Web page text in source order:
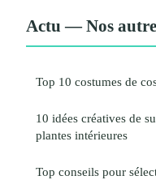
Actu — Nos
Top 10 costumes de
10 idées créatives de
plantes intérieures
Top conseils pour